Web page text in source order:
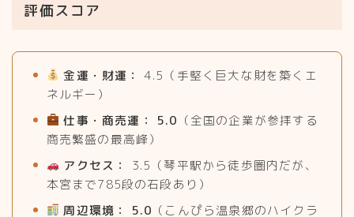
評価スコア
金運・財運：
4.5（手堅く巨大な財を築くエ
ネルギー）
仕事・商売運：
5.0 （全国の企業が参拝する
商売繁盛の最高峰）
アクセス：
3.5（琴平駅から徒歩圏内だが、
本宮まで785段の石段あり）
周辺環境：
5.0 （こんぴら温泉郷のハイクラ